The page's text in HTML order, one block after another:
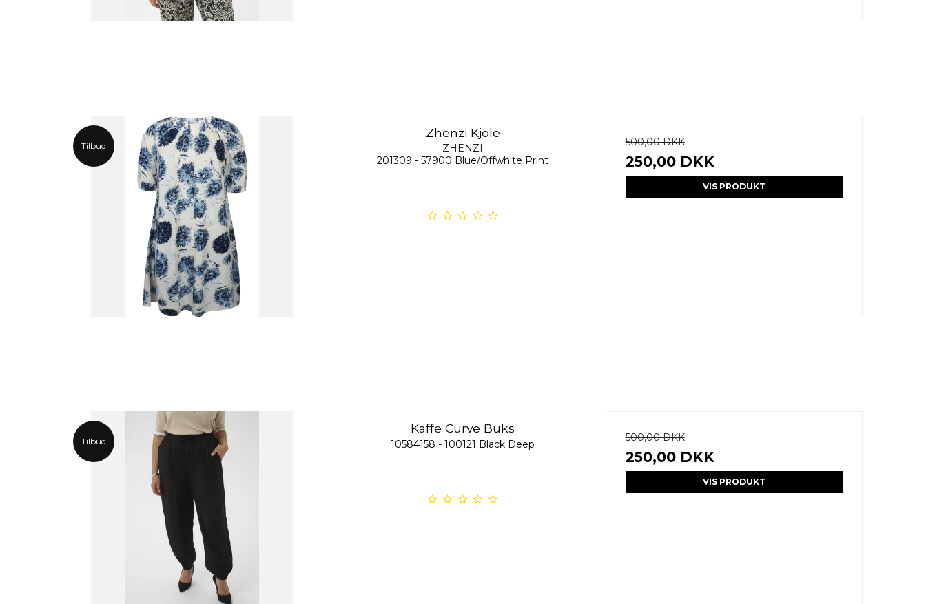
Tilbud
Zhenzi Kjole
ZHENZI
201309 - 57900 Blue/Offwhite Print
500,00 DKK
250,00 DKK
VIS PRODUKT
Tilbud
Kaffe Curve Buks
10584158 - 100121 Black Deep
500,00 DKK
250,00 DKK
VIS PRODUKT